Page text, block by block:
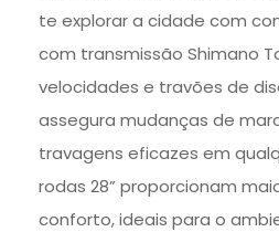
te explorar a cidade com
com transmissão Shimano
velocidades e travões de
assegura mudanças de
travagens eficazes em
rodas 28” proporcionam
conforto, ideais para o